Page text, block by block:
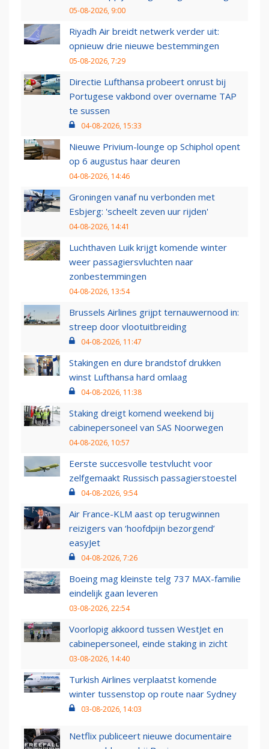
05-08-2026, 9:00
Riyadh Air breidt netwerk verder uit:
opnieuw drie nieuwe bestemmingen
05-08-2026, 7:29
Directie Lufthansa probeert onrust bij
Portugese vakbond over overname TAP
te sussen
04-08-2026, 15:33
Nieuwe Privium-lounge op Schiphol opent
op 6 augustus haar deuren
04-08-2026, 14:46
Groningen vanaf nu verbonden met
Esbjerg: 'scheelt zeven uur rijden'
04-08-2026, 14:41
Luchthaven Luik krijgt komende winter
weer passagiersvluchten naar
zonbestemmingen
04-08-2026, 13:54
Brussels Airlines grijpt ternauwernood in:
streep door vlootuitbreiding
04-08-2026, 11:47
Stakingen en dure brandstof drukken
winst Lufthansa hard omlaag
04-08-2026, 11:38
Staking dreigt komend weekend bij
cabinepersoneel van SAS Noorwegen
04-08-2026, 10:57
Eerste succesvolle testvlucht voor
zelfgemaakt Russisch passagierstoestel
04-08-2026, 9:54
Air France-KLM aast op terugwinnen
reizigers van ‘hoofdpijn bezorgend’
easyJet
04-08-2026, 7:26
Boeing mag kleinste telg 737 MAX-familie
eindelijk gaan leveren
03-08-2026, 22:54
Voorlopig akkoord tussen WestJet en
cabinepersoneel, einde staking in zicht
03-08-2026, 14:40
Turkish Airlines verplaatst komende
winter tussenstop op route naar Sydney
03-08-2026, 14:03
Netflix publiceert nieuwe documentaire